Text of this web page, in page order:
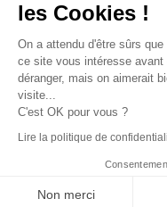
Mediapilote
les Cookies !
On a attendu d'être sûrs
ce site vous intéresse avant
déranger, mais on aimerait
visite...
C'est OK pour vous ?
Lire la politique de
Non merci